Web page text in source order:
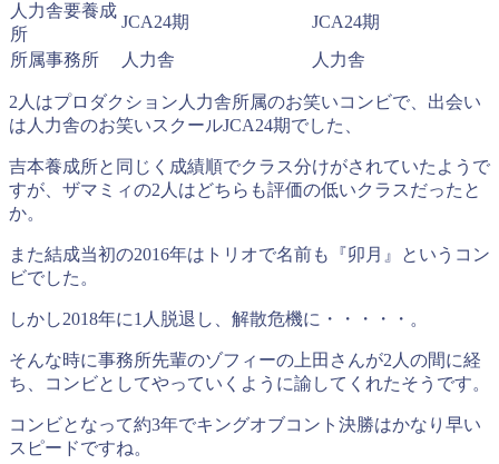
人力舎要養成
所
JCA24期
JCA24期
所属事務所
人力舎 人力舎
2人はプロダクション人力舎所属のお笑いコンビで、出会い
は人力舎のお笑いスクールJCA24期でした、
吉本養成所と同じく成績順でクラス分けがされていたようで
すが、ザマミィの2人はどちらも評価の低いクラスだったと
か。
また結成当初の2016年はトリオで名前も『卯月』というコン
ビでした。
しかし2018年に1人脱退し、解散危機に・・・・・。
そんな時に事務所先輩のゾフィーの上田さんが2人の間に経
ち、コンビとしてやっていくように諭してくれたそうです。
コンビとなって約3年でキングオブコント決勝はかなり早い
スピードですね。